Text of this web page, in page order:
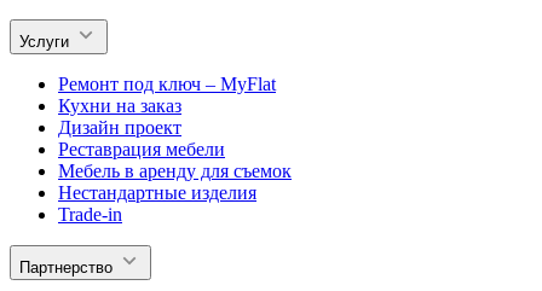
Услуги
Ремонт под ключ – MyFlat
Кухни на заказ
Дизайн проект
Реставрация мебели
Мебель в аренду для съемок
Нестандартные изделия
Trade-in
Партнерство